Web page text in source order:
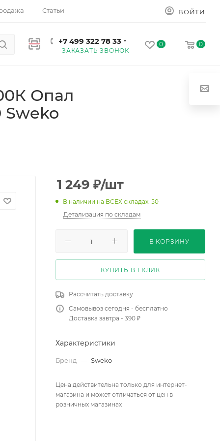
Статьи ВОЙТИ
+7 499 322 78 33
ЗАКАЗАТЬ ЗВОНОК
0 0
Опал
1 249 ₽/шт
В наличии на ВСЕХ складах: 50
Детализация по складам
В КОРЗИНУ
КУПИТЬ В 1 КЛИК
Рассчитать доставку
Самовывоз сегодня - бесплатно
Доставка завтра - 390 ₽
Характеристики
Бренд — Sweko
Цена действительна только для интернет-
магазина и может отличаться от цен в
розничных магазинах